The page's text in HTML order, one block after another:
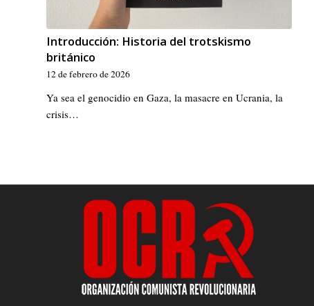
Introducción: Historia del trotskismo
británico
12 de febrero de 2026
Ya sea el genocidio en Gaza, la masacre en Ucrania, la
crisis…